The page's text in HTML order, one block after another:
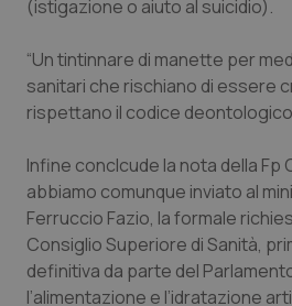
Puglia
Sardegna
Sicilia
Toscana
Umbria
Malattie rare
Malattia di Crohn &
Neuroscienze &
Obesità
Oftalmologia
(istigazione o aiuto al suicidio).
“Un tintinnare di manette per
sanitari che rischiano di essere
rispettano il codice
Infine conclcude la nota della Fp
abbiamo comunque inviato al
Ferruccio Fazio, la formale
Consiglio Superiore di Sanità,
definitiva da parte del
l’alimentazione e l’idratazione